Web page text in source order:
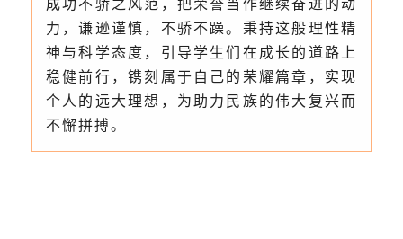
成功不骄之风范，把荣誉当作继续奋进的动
力，谦逊谨慎，不骄不躁。秉持这般理性精
神与科学态度，引导学生们在成长的道路上
稳健前行，镌刻属于自己的荣耀篇章，实现
个人的远大理想，为助力民族的伟大复兴而
不懈拼搏。